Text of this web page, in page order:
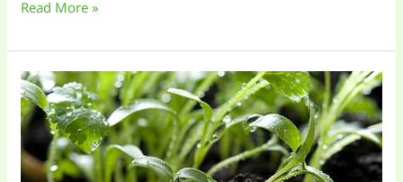
Compost
:
Engrais
rapide
et
efficace
pour
Read More »